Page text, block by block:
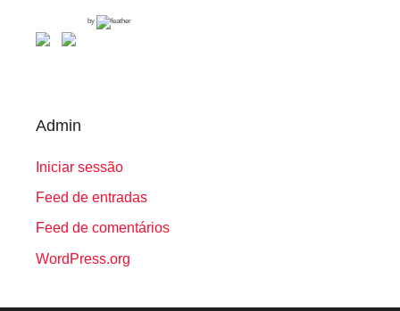
by
Admin
Iniciar sessão
Feed de entradas
Feed de comentários
WordPress.org